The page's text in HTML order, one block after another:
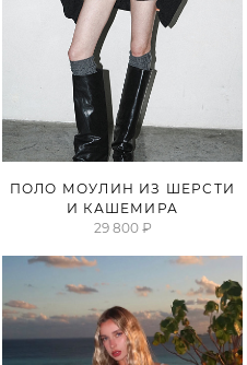
ВОПРОСЫ И ОТВЕТЫ
ПОЛО МОУЛИН ИЗ ШЕРСТИ
И КАШЕМИРА
29 800 ₽